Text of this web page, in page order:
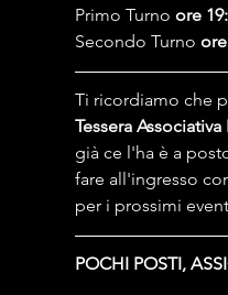
Primo Turno ore
Secondo Turno ore
Ti ricordiamo che
Tessera
già ce l'ha è a
fare all'ingresso
per i prossimi
POCHI POSTI,